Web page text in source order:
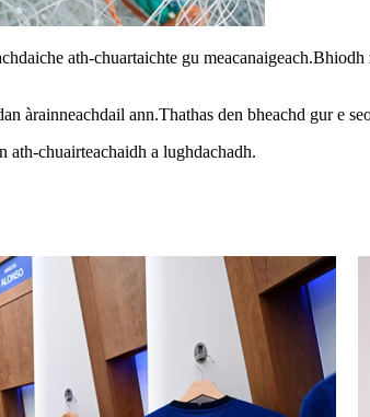
ath-chuartaichte gu
àrainneachdail ann.Thathas den bheachd gur e
ath-chuairteachaidh a lughdachadh.